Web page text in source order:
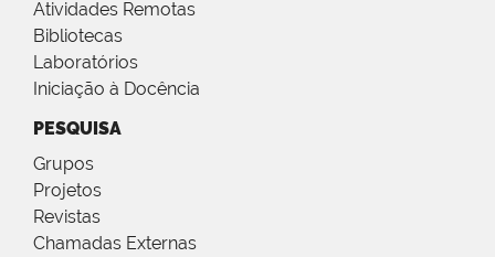
Atividades Remotas
Bibliotecas
Laboratórios
Iniciação à Docência
PESQUISA
Grupos
Projetos
Revistas
Chamadas Externas